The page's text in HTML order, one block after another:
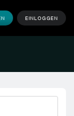
EINLOGGEN